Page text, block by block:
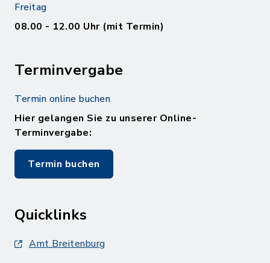
Freitag
08.00 - 12.00 Uhr (mit Termin)
Terminvergabe
Termin online buchen
Hier gelangen Sie zu unserer Online-
Terminvergabe:
Termin buchen
Quicklinks
Amt Breitenburg